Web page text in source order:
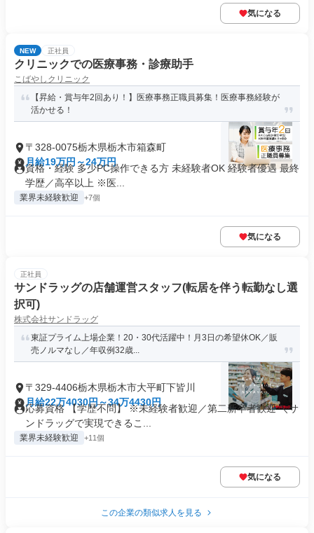
気になる
NEW 正社員
クリニックでの医療事務・診療助手
こばやしクリニック
【昇給・賞与年2回あり！】医療事務正職員募集！医療事務経験が
活かせる！
〒328-0075栃木県栃木市箱森町
月給19万円～24万円
資格・経験 多少PC操作できる方 未経験者OK 経験者優遇 最終
学歴／高卒以上 ※医...
業界未経験歓迎 +7個
気になる
正社員
サンドラッグの店舗運営スタッフ(転居を伴う転勤なし選
択可)
株式会社サンドラッグ
東証プライム上場企業！20・30代活躍中！月3日の希望休OK／販
売ノルマなし／年収例32歳...
〒329-4406栃木県栃木市大平町下皆川
月給22万4030円～34万4430円
応募資格 【学歴不問】 ※未経験者歓迎／第二新卒者歓迎 ＼サ
ンドラッグで実現できるこ...
業界未経験歓迎 +11個
気になる
この企業の類似求人を見る